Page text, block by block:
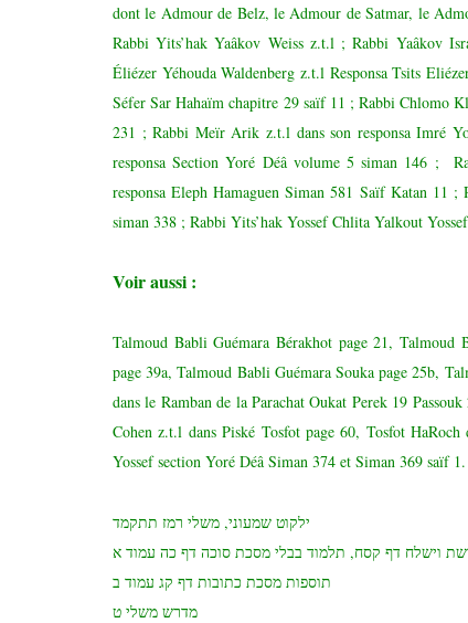
dont le Admour de Belz, le Admour de Satmar, le
Rabbi Yits’hak Yaâkov Weiss z.t.l ; Rabbi Yaâkov
Éliézer Yéhouda Waldenberg z.t.l Responsa Tsits
Séfer Sar Hahaïm chapitre 29 saïf 11 ; Rabbi Chlomo
231 ; Rabbi Meïr Arik z.t.l dans son responsa Imré
responsa Section Yoré Déâ volume 5 siman 146 ;
responsa Eleph Hamaguen Siman 581 Saïf Katan 11
siman 338 ; Rabbi Yits’hak Yossef Chlita Yalkout
Voir aussi :
Talmoud Babli Guémara Bérakhot page 21, Talmoud
page 39a, Talmoud Babli Guémara Souka page 25b,
dans le Ramban de la Parachat Oukat Perek 19
Cohen z.t.l dans Piské Tosfot page 60, Tosfot
Yossef section Yoré Déâ Siman 374 et Siman 369 saïf 1.
ילקוט שמעוני, משלי רמז תתקמד
וישלח דף קסח, תלמוד בבלי מסכת סוכה דף כה עמוד א
תוספות מסכת כתובות דף קג עמוד ב
מדרש משלי ט